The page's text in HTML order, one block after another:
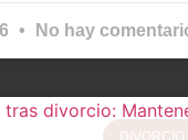
No hay